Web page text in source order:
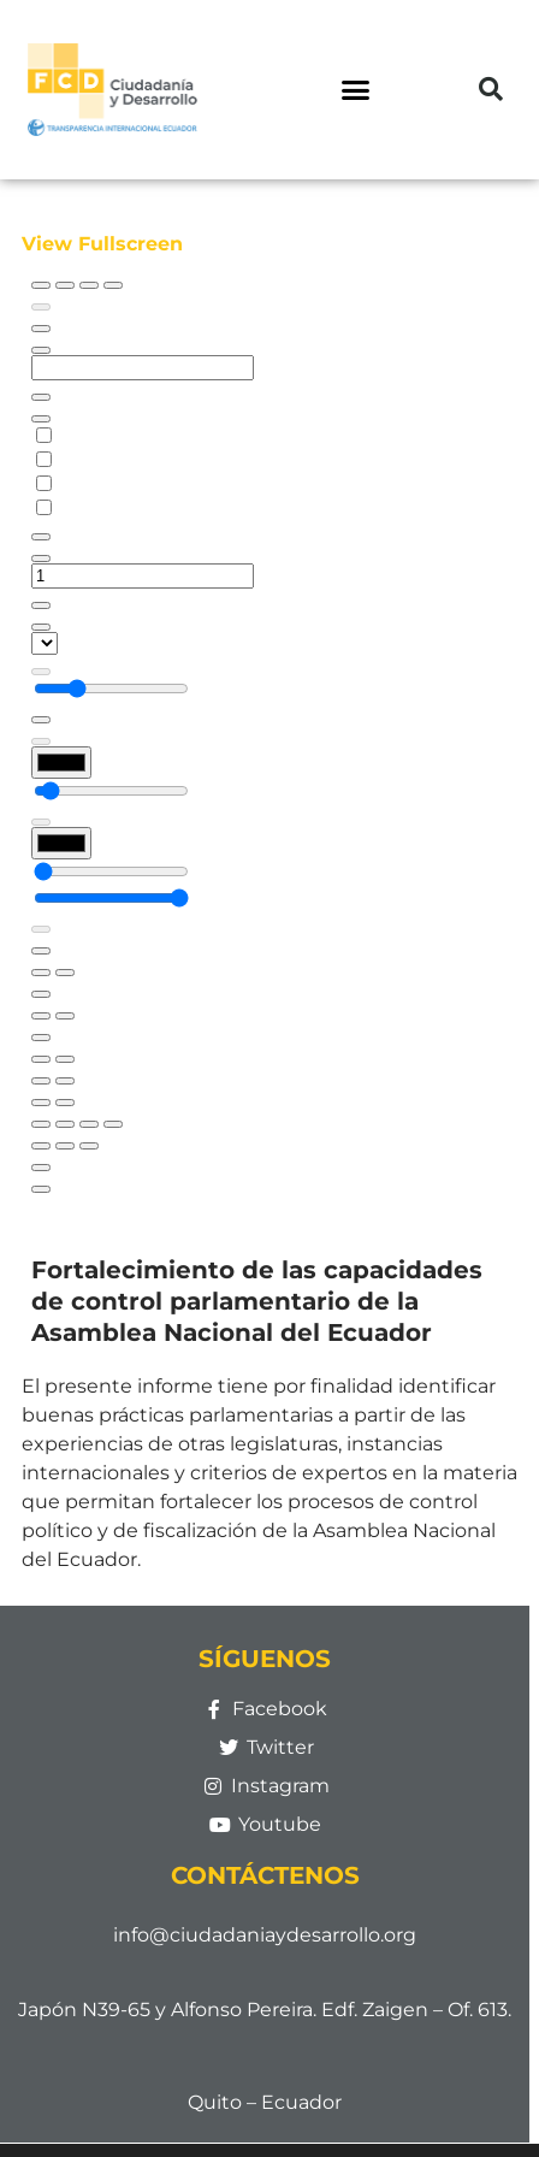
View Fullscreen
Fortalecimiento de las capacidades
de control parlamentario de la
Asamblea Nacional del Ecuador
El presente informe tiene por finalidad identificar
buenas prácticas parlamentarias a partir de las
experiencias de otras legislaturas, instancias
internacionales y criterios de expertos en la materia
que permitan fortalecer los procesos de control
político y de fiscalización de la Asamblea Nacional
del Ecuador.
SÍGUENOS
Facebook
Twitter
Instagram
Youtube
CONTÁCTENOS
info@ciudadaniaydesarrollo.org
Japón N39-65 y Alfonso Pereira. Edf. Zaigen – Of. 613.
Quito – Ecuador